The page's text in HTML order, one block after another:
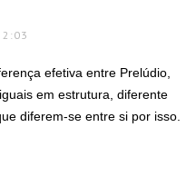
2:03
efetiva entre Prelúdio,
em estrutura, diferente
diferem-se entre si por isso.